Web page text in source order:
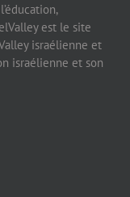
est le site
israélienne et
israélienne et son